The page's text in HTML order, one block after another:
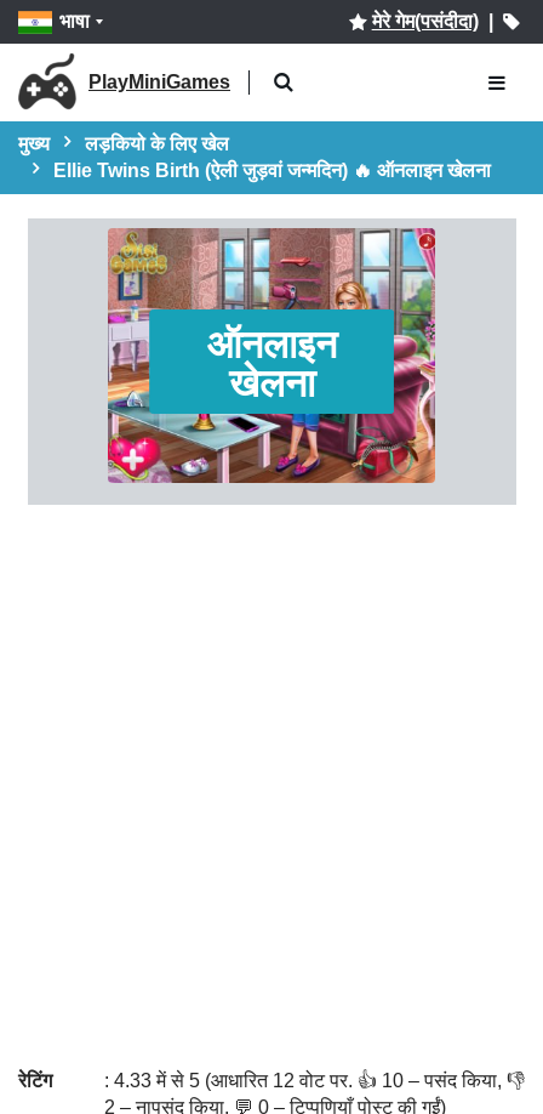
भाषा मेरे गेम(पसंदीदा)|
PlayMiniGames
मुख्य
लड़कियो के लिए खेल
Ellie Twins Birth (ऐली जुड़वां जन्मदिन) 🔥 ऑनलाइन खेलना
ऑनलाइन
खेलना
रेटिंग
: 4.33 में से 5 (आधारित 12 वोट पर. 👍 10 – पसंद किया, 👎
2 – नापसंद किया, 💬 0 – टिप्पणियाँ पोस्ट की गईं)